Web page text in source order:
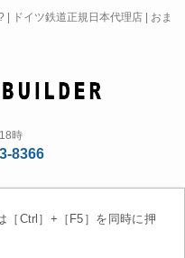
ドイツ鉄道正規日本代理店 | おま
時
8366
［Ctrl］+［F5］を同時に押